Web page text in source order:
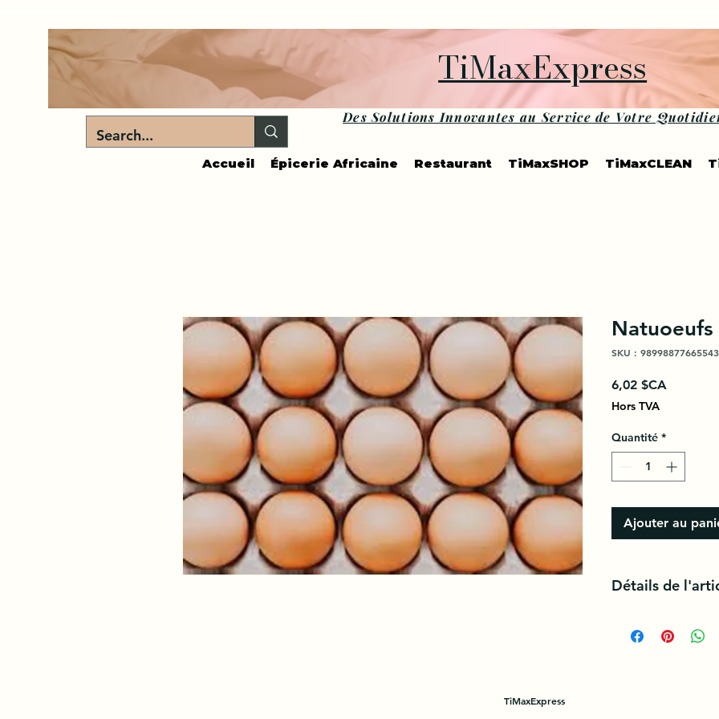
TiMaxExpress
Des Solutions Innovantes au Service de Votre
Accueil Épicerie Africaine Restaurant TiMaxSHOP TiMaxCLEAN
Natuoeufs
SKU : 98998877665543
6,02 $CA
Hors TVA
Quantité *
Ajouter au
Détails de
d'élevages divers
TiMaxExpress